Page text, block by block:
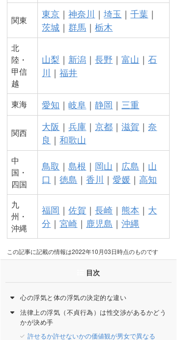
関東
東京 ｜神奈川 ｜埼玉 ｜千葉 ｜
茨城 ｜ 群馬 ｜栃木
北
陸・
甲信
越
山梨 ｜ 新潟 ｜長野 ｜富山 ｜石
川 ｜福井
東海 愛知 ｜岐阜 ｜静岡 ｜ 三重
関西
大阪 ｜兵庫 ｜京都 ｜滋賀 ｜奈
良 ｜和歌山
中
国・
四国
鳥取 ｜島根 ｜ 岡山 ｜ 広島 ｜ 山
口 ｜徳島 ｜香川 ｜愛媛 ｜ 高知
九
州・
沖縄
福岡 ｜佐賀 ｜長崎 ｜ 熊本 ｜ 大
分 ｜宮崎 ｜ 鹿児島 ｜沖縄
この記事に記載の情報は2022年10月03日時点のものです
目次
心の浮気と体の浮気の決定的な違い
法律上の浮気（不貞行為）は性交渉があるかどう
かが決め手
許せるか許せないかの価値観が男女で異なる